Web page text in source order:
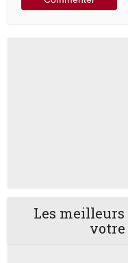
Les meilleurs